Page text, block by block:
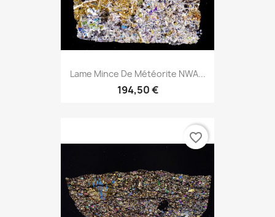
Lame Mince De Météorite NWA...
194,50 €
favorite_border